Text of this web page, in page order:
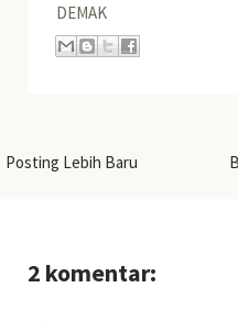
DEMAK
Posting Lebih Baru
2 komentar: